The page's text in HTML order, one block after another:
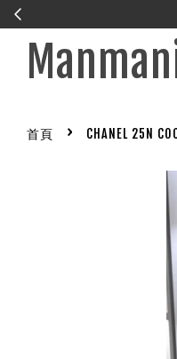
首頁 › CHANEL 25N